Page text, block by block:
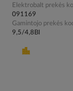
Elektrobalt prekės
091169
Gamintojo prekės
9,5/4,8BI